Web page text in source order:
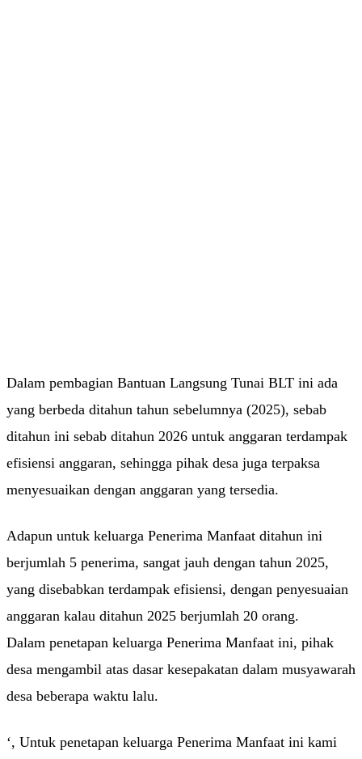
Dalam pembagian Bantuan Langsung Tunai BLT ini ada
yang berbeda ditahun tahun sebelumnya (2025), sebab
ditahun ini sebab ditahun 2026 untuk anggaran terdampak
efisiensi anggaran, sehingga pihak desa juga terpaksa
menyesuaikan dengan anggaran yang tersedia.
Adapun untuk keluarga Penerima Manfaat ditahun ini
berjumlah 5 penerima, sangat jauh dengan tahun 2025,
yang disebabkan terdampak efisiensi, dengan penyesuaian
anggaran kalau ditahun 2025 berjumlah 20 orang.
Dalam penetapan keluarga Penerima Manfaat ini, pihak
desa mengambil atas dasar kesepakatan dalam musyawarah
desa beberapa waktu lalu.
‘, Untuk penetapan keluarga Penerima Manfaat ini kami